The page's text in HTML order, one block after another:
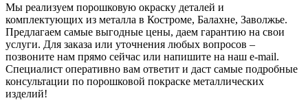
Мы реализуем порошковую окраску деталей и
комплектующих из металла в Костроме, Балахне, Заволжье.
Предлагаем самые выгодные цены, даем гарантию на свои
услуги. Для заказа или уточнения любых вопросов –
позвоните нам прямо сейчас или напишите на наш e-mail.
Специалист оперативно вам ответит и даст самые подробные
консультации по порошковой покраске металлических
изделий!